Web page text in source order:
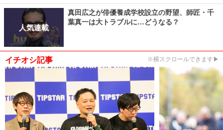
人気連載
真田広之が俳優養成学校設立の野望、師匠・千
葉真一は大トラブルに…どうなる？
イチオシ記事 ※横スクロールできます▶